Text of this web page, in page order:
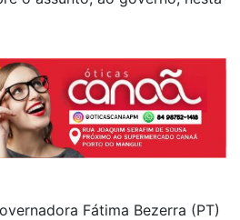
Fátima Bezerra (PT)